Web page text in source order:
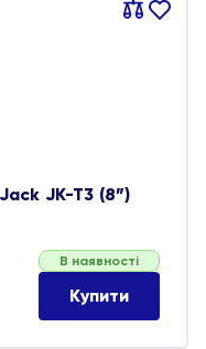
Порівняти
В
JK-T3 (8”)
В наявності
Купити